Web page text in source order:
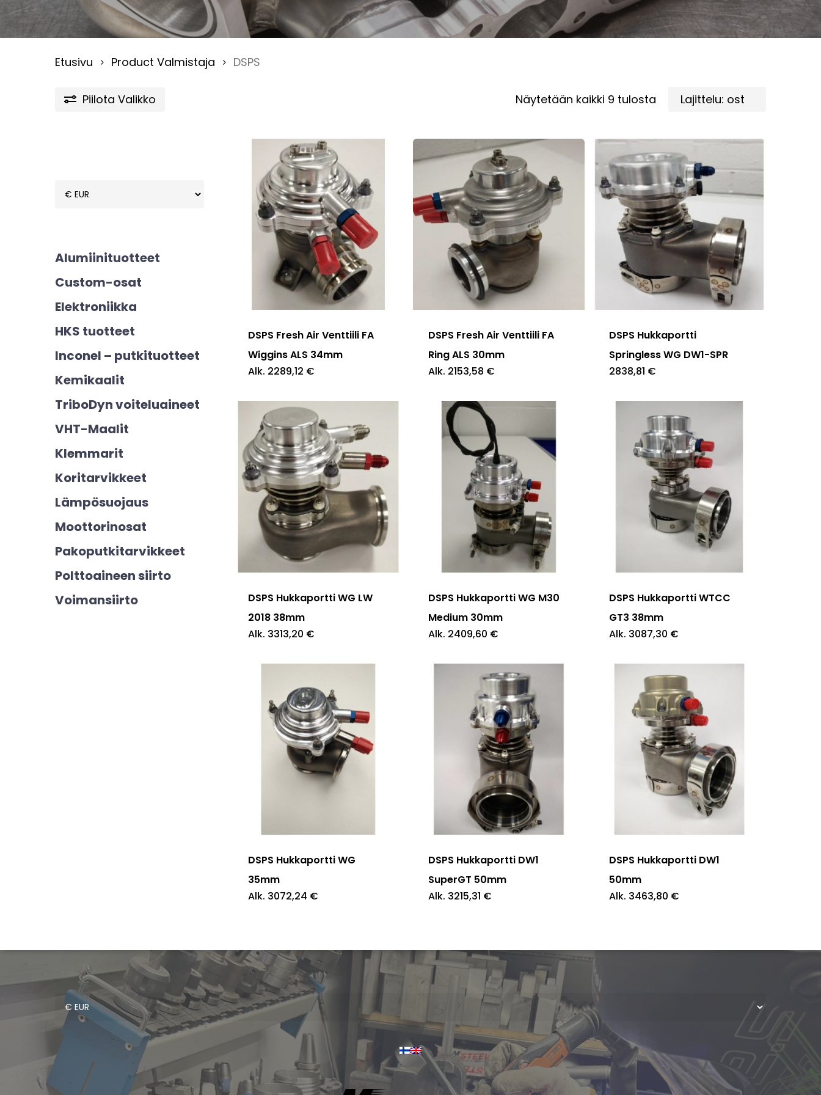
Etusivu Product Valmistaja DSPS
Piilota Valikko Näytetään kaikki 9 tulosta Suosituimmat
Alumiinituotteet
Custom-osat
Elektroniikka
HKS tuotteet
Inconel – putkituotteet
Kemikaalit
TriboDyn voiteluaineet
VHT-Maalit
Klemmarit
Koritarvikkeet
Lämpösuojaus
Moottorinosat
Pakoputkitarvikkeet
Polttoaineen siirto
Voimansiirto
tuotteella
useampi
muunnelma.
Voit
valinnat
tuotteen
sivulla.
DSPS Fresh Air Venttiili FA
Wiggins ALS 34mm
Alk. 2289,12 €
tuotteella
useampi
muunnelma.
Voit
valinnat
tuotteen
DSPS Fresh Air Venttiili FA
Ring ALS 30mm
Alk. 2153,58 €
DSPS Hukkaportti
Springless WG DW1-SPR
2838,81 €
Tällä
tuotteella
on
useampi
muunnelma.
Voit
sivulla.
DSPS Hukkaportti WG LW
2018 38mm
Alk. 3313,20 €
tuotteella
useampi
muunnelma.
Voit
DSPS Hukkaportti WG M30
Medium 30mm
Alk. 2409,60 €
useampi
muunnelma.
Voit
tuotteen
sivulla.
DSPS Hukkaportti WTCC
GT3 38mm
Alk. 3087,30 €
useampi
muunnelma.
Voit
tuotteen
sivulla.
DSPS Hukkaportti WG
35mm
Alk. 3072,24 €
tuotteella
useampi
muunnelma.
Voit
tuotteen
sivulla.
DSPS Hukkaportti DW1
SuperGT 50mm
Alk. 3215,31 €
useampi
muunnelma.
Voit
sivulla.
DSPS Hukkaportti DW1
50mm
Alk. 3463,80 €